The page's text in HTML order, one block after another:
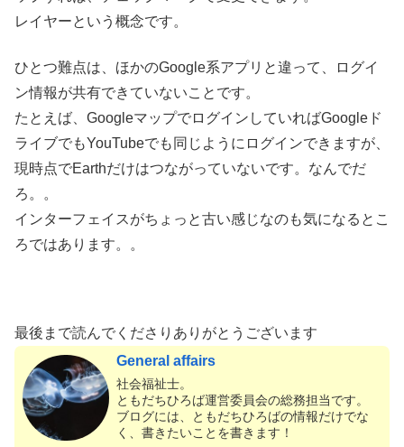
レイヤーという概念です。
ひとつ難点は、ほかのGoogle系アプリと違って、ログイ
ン情報が共有できていないことです。
たとえば、GoogleマップでログインしていればGoogleド
ライブでもYouTubeでも同じようにログインできますが、
現時点でEarthだけはつながっていないです。なんでだ
ろ。。
インターフェイスがちょっと古い感じなのも気になるとこ
ろではあります。。
最後まで読んでくださりありがとうございます
General affairs
社会福祉士。
ともだちひろば運営委員会の総務担当です。
ブログには、ともだちひろばの情報だけでな
く、書きたいことを書きます！